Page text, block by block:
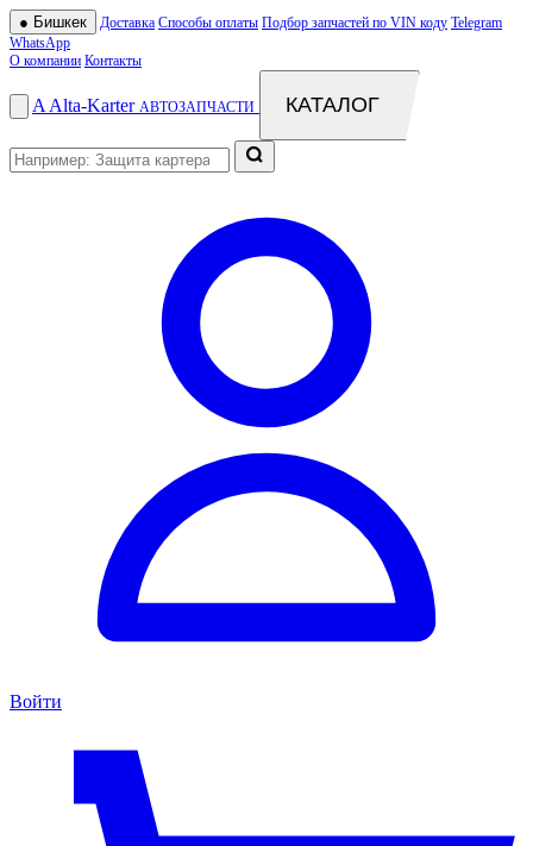
● Бишкек Доставка Способы оплаты Подбор запчастей по VIN коду Telegram
WhatsApp
О компании Контакты
A Alta-Karter АВТОЗАПЧАСТИ КАТАЛОГ
Войти